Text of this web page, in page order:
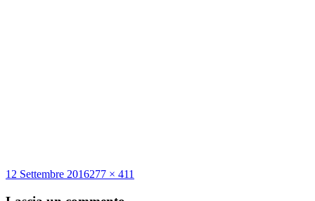
Scritto
12 Settembre 2016Dimensione
277 × 411